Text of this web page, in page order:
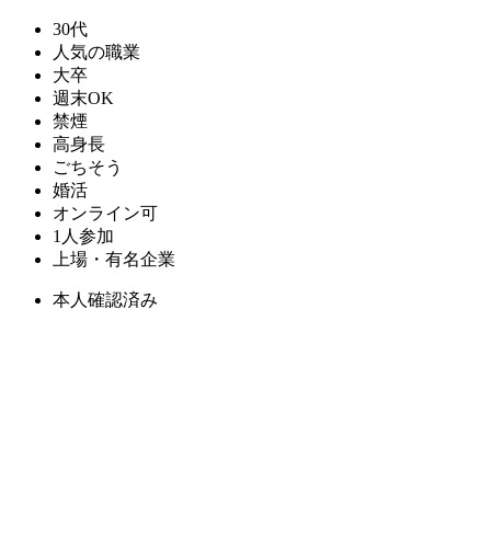
30代
人気の職業
大卒
週末OK
禁煙
高身長
ごちそう
婚活
オンライン可
1人参加
上場・有名企業
本人確認済み